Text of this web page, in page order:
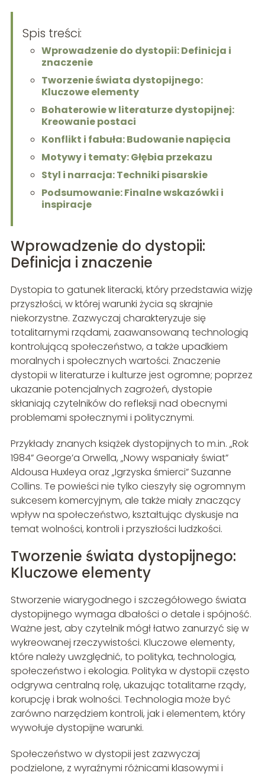
Spis treści:
Wprowadzenie do dystopii: Definicja i
znaczenie
Tworzenie świata dystopijnego:
Kluczowe elementy
Bohaterowie w literaturze dystopijnej:
Kreowanie postaci
Konflikt i fabuła: Budowanie napięcia
Motywy i tematy: Głębia przekazu
Styl i narracja: Techniki pisarskie
Podsumowanie: Finalne wskazówki i
inspiracje
Wprowadzenie do dystopii:
Definicja i znaczenie
Dystopia to gatunek literacki, który przedstawia wizję
przyszłości, w której warunki życia są skrajnie
niekorzystne. Zazwyczaj charakteryzuje się
totalitarnymi rządami, zaawansowaną technologią
kontrolującą społeczeństwo, a także upadkiem
moralnych i społecznych wartości. Znaczenie
dystopii w literaturze i kulturze jest ogromne; poprzez
ukazanie potencjalnych zagrożeń, dystopie
skłaniają czytelników do refleksji nad obecnymi
problemami społecznymi i politycznymi.
Przykłady znanych książek dystopijnych to m.in. „Rok
1984” George’a Orwella, „Nowy wspaniały świat”
Aldousa Huxleya oraz „Igrzyska śmierci” Suzanne
Collins. Te powieści nie tylko cieszyły się ogromnym
sukcesem komercyjnym, ale także miały znaczący
wpływ na społeczeństwo, kształtując dyskusje na
temat wolności, kontroli i przyszłości ludzkości.
Tworzenie świata dystopijnego:
Kluczowe elementy
Stworzenie wiarygodnego i szczegółowego świata
dystopijnego wymaga dbałości o detale i spójność.
Ważne jest, aby czytelnik mógł łatwo zanurzyć się w
wykreowanej rzeczywistości. Kluczowe elementy,
które należy uwzględnić, to polityka, technologia,
społeczeństwo i ekologia. Polityka w dystopii często
odgrywa centralną rolę, ukazując totalitarne rządy,
korupcję i brak wolności. Technologia może być
zarówno narzędziem kontroli, jak i elementem, który
wywołuje dystopijne warunki.
Społeczeństwo w dystopii jest zazwyczaj
podzielone, z wyraźnymi różnicami klasowymi i